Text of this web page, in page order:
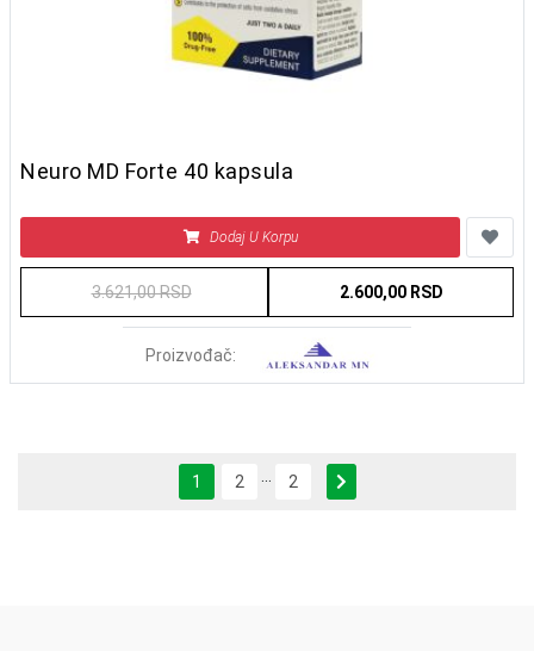
Neuro MD Forte 40 kapsula
Dodaj U Korpu
3.621,00 RSD 2.600,00 RSD
Proizvođač:
1 2 2 Next